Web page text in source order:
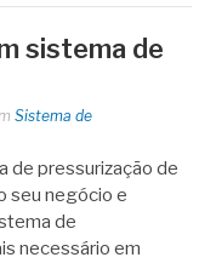
sistema de
Sistema de
de pressurização de
seu negócio e
de
necessário em